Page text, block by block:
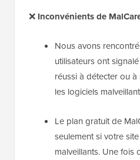
❌ Inconvénients de
Nous avons
utilisateurs ont
réussi à détecter ou
les logiciels
Le plan gratuit de
seulement si votre
malveillants. Une fois